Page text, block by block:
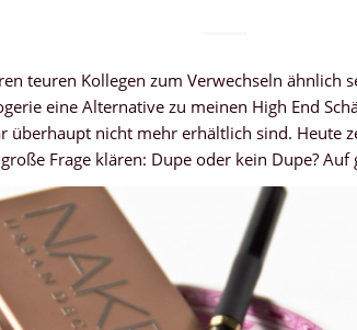
teuren Kollegen zum Verwechseln ähnlich
eine Alternative zu meinen High End
überhaupt nicht mehr erhältlich sind. Heute
Frage klären: Dupe oder kein Dupe? Auf